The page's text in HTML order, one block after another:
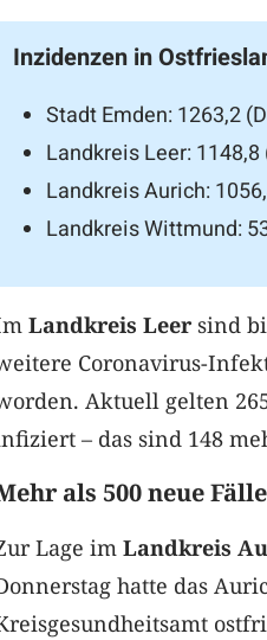
Inzidenzen in
Stadt Emden: 1263,2
Landkreis Leer: 1148,8
Landkreis Aurich:
Landkreis Wittmund:
Landkreis Leer sind
Coronavirus-
Aktuell gelten
– das sind 148
als 500 neue
Lage im Landkreis
hatte das